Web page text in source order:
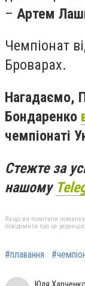
– Артем
Чемпіонат
Броварах.
Нагадаємо,
Бондаренко
чемпіонаті
Стежте за
нашому
Якщо ви помітили помилку,
повідомити про це редакцію
#плавання